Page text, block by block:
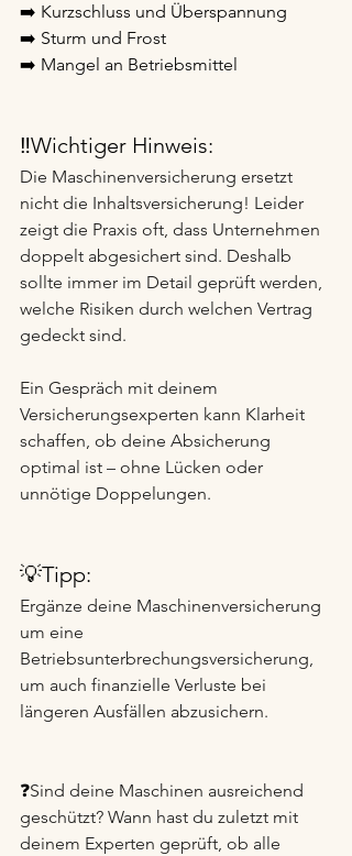
➡️ Kurzschluss und Überspannung
➡️ Sturm und Frost
➡️ Mangel an Betriebsmittel
‼️Wichtiger Hinweis:
Die Maschinenversicherung ersetzt
nicht die Inhaltsversicherung! Leider
zeigt die Praxis oft, dass Unternehmen
doppelt abgesichert sind. Deshalb
sollte immer im Detail geprüft werden,
welche Risiken durch welchen Vertrag
gedeckt sind.
Ein Gespräch mit deinem
Versicherungsexperten kann Klarheit
schaffen, ob deine Absicherung
optimal ist – ohne Lücken oder
unnötige Doppelungen.
💡Tipp:
Ergänze deine Maschinenversicherung
um eine
Betriebsunterbrechungsversicherung,
um auch finanzielle Verluste bei
längeren Ausfällen abzusichern.
❓Sind deine Maschinen ausreichend
geschützt? Wann hast du zuletzt mit
deinem Experten geprüft, ob alle